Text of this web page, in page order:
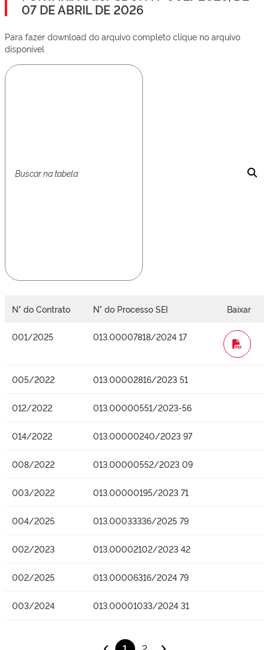
07 DE ABRIL DE 2026
Para fazer download do arquivo completo clique no arquivo
disponível
N° do Contrato N° do Processo SEI Baixar
001/2025 013.00007818/2024 17
WORD
005/2022 013.00002816/2023 51
012/2022 013.00000551/2023-56
014/2022 013.00000240/2023 97
008/2022 013.00000552/2023 09
003/2022 013.00000195/2023 71
004/2025 013.00033336/2025 79
002/2023 013.00002102/2023 42
002/2025 013.00006316/2024 79
003/2024 013.00001033/2024 31